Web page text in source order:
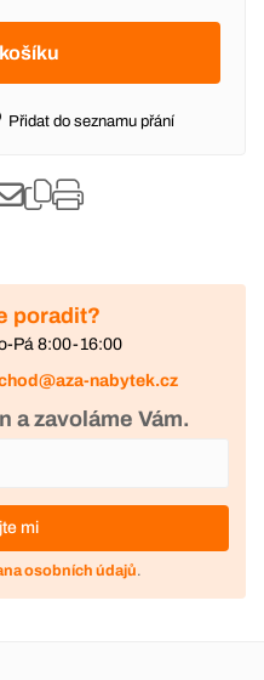
Přidat do seznamu přání
poradit?
Pá 8:00-16:00
nabytek.cz
a zavoláme Vám.
mi
osobních údajů.